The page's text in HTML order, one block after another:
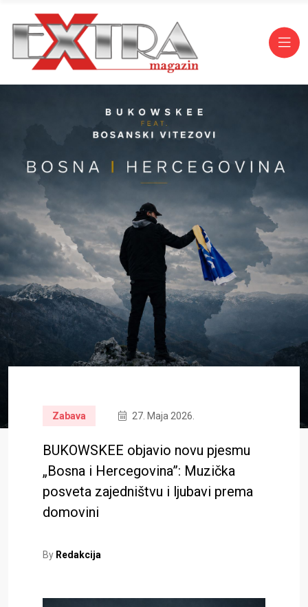
Zabava 27. Maja 2026.
BUKOWSKEE objavio novu pjesmu
„Bosna i Hercegovina”: Muzička
posveta zajedništvu i ljubavi prema
domovini
By Redakcija